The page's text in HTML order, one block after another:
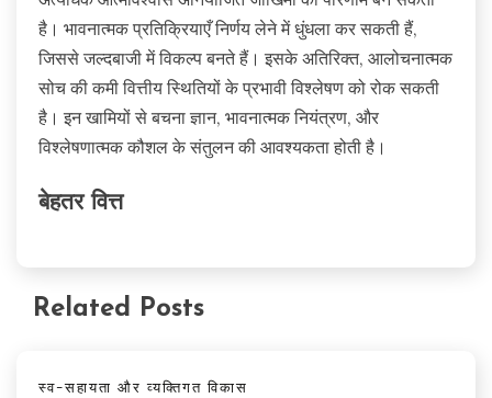
है। भावनात्मक प्रतिक्रियाएँ निर्णय लेने में धुंधला कर सकती हैं,
जिससे जल्दबाजी में विकल्प बनते हैं। इसके अतिरिक्त, आलोचनात्मक
सोच की कमी वित्तीय स्थितियों के प्रभावी विश्लेषण को रोक सकती
है। इन खामियों से बचना ज्ञान, भावनात्मक नियंत्रण, और
विश्लेषणात्मक कौशल के संतुलन की आवश्यकता होती है।
बेहतर वित्त
Related Posts
स्व-सहायता और व्यक्तिगत विकास